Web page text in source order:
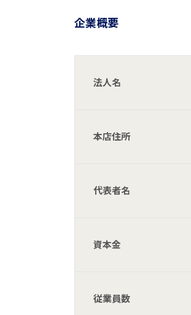
企業概要
法人名
本店住所
代表者名
資本金
従業員数